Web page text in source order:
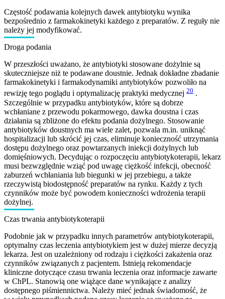
Częstość podawania kolejnych dawek antybiotyku wynika
bezpośrednio z farmakokinetyki każdego z preparatów. Z reguły nie
należy jej modyfikować.
Droga podania
W przeszłości uważano, że antybiotyki stosowane dożylnie są
skuteczniejsze niż te podawane doustnie. Jednak dokładne zbadanie
farmakokinetyki i farmakodynamiki antybiotyków pozwoliło na
rewizję tego poglądu i optymalizację praktyki medycznej 20 .
Szczególnie w przypadku antybiotyków, które są dobrze
wchłaniane z przewodu pokarmowego, dawka doustna i czas
działania są zbliżone do efektu podania dożylnego. Stosowanie
antybiotyków doustnych ma wiele zalet, pozwala m.in. uniknąć
hospitalizacji lub skrócić jej czas, eliminuje konieczność utrzymania
dostępu dożylnego oraz powtarzanych iniekcji dożylnych lub
domięśniowych. Decydując o rozpoczęciu antybiotykoterapii, lekarz
musi bezwzględnie wziąć pod uwagę ciężkość infekcji, obecność
zaburzeń wchłaniania lub biegunki w jej przebiegu, a także
rzeczywistą biodostępność preparatów na rynku. Każdy z tych
czynników może być powodem konieczności wdrożenia terapii
dożylnej.
Czas trwania antybiotykoterapii
Podobnie jak w przypadku innych parametrów antybiotykoterapii,
optymalny czas leczenia antybiotykiem jest w dużej mierze decyzją
lekarza. Jest on uzależniony od rodzaju i ciężkości zakażenia oraz
czynników związanych z pacjentem. Istnieją rekomendacje
kliniczne dotyczące czasu trwania leczenia oraz informacje zawarte
w ChPL. Stanowią one wiążące dane wynikające z analizy
dostępnego piśmiennictwa. Należy mieć jednak świadomość, że